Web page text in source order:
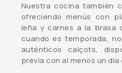
Nuestra cocina también
ofreciendo menús con
leña y carnes a la brasa
cuando es temporada,
auténticos calçots,
previa con al menos un